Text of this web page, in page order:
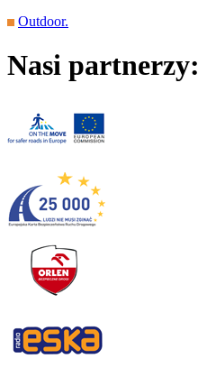
Outdoor.
Nasi partnerzy: